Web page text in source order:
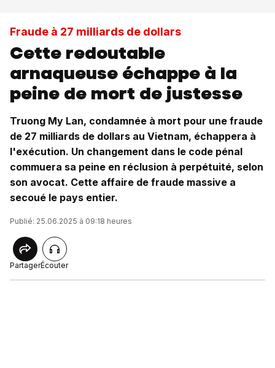
Fraude à 27 milliards de dollars
Cette redoutable
arnaqueuse échappe à la
peine de mort de justesse
Truong My Lan, condamnée à mort pour une fraude
de 27 milliards de dollars au Vietnam, échappera à
l'exécution. Un changement dans le code pénal
commuera sa peine en réclusion à perpétuité, selon
son avocat. Cette affaire de fraude massive a
secoué le pays entier.
Publié: 25.06.2025 à 09:18 heures
PartagerÉcouter